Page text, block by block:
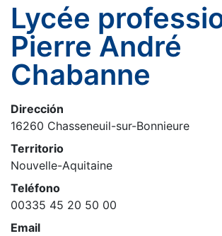
Lycée
Pierre André
Chabanne
Dirección
16260 Chasseneuil-sur-Bonnieure
Territorio
Nouvelle-Aquitaine
Teléfono
00335 45 20 50 00
Email